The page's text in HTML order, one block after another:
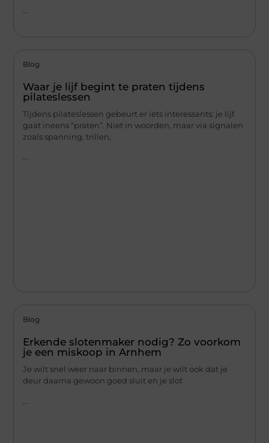
Blog
Waar je lijf begint te praten tijdens
pilateslessen
Tijdens pilateslessen gebeurt er iets interessants: je lijf
gaat ineens “praten”. Niet in woorden, maar via signalen
zoals spanning, trillen,
Blog
Erkende slotenmaker nodig? Zo voorkom
je een miskoop in Arnhem
Je wilt snel weer naar binnen, maar je wilt ook dat je
deur daarna gewoon goed sluit en je slot